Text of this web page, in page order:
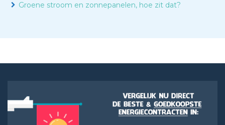
Groene stroom en zonnepanelen, hoe zit dat?